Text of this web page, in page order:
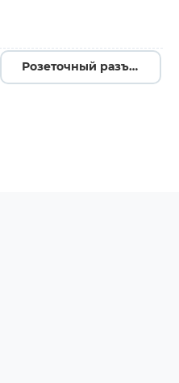
Розеточный разъем на кабель, M12, PB-M12B-05P-FF-SL7001-00Z(H) →